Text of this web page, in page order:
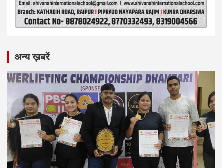
अन्य ख़बरें